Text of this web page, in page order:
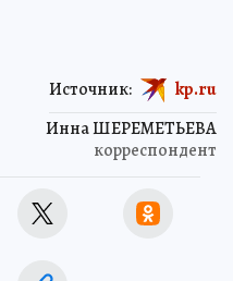
Инна ШЕРЕМЕТЬЕВА
корреспондент
Источник: kp.ru